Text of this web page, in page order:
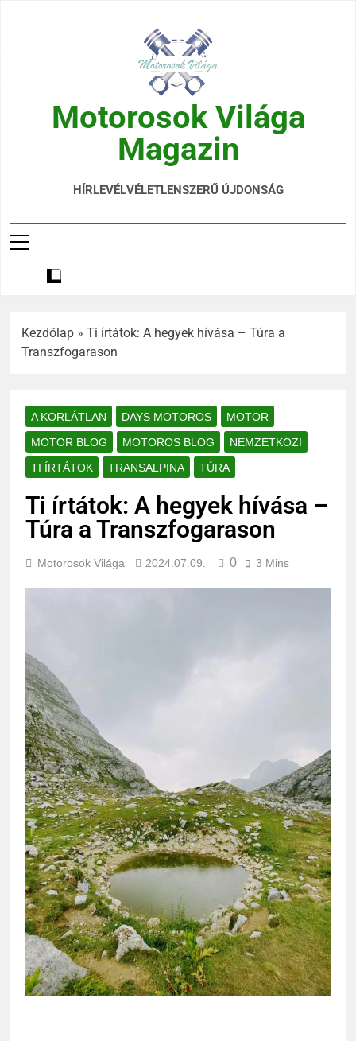
Motorosok Világa
Magazin
Hírek, Tesztek, Élmények Egy Helyen!
HÍRLEVÉLVÉLETLENSZERŰ ÚJDONSÁG
Kezdőlap » Ti írtátok: A hegyek hívása – Túra a
Transzfogarason
A KORLÁTLAN DAYS MOTOROS
MOTOR
MOTOR BLOG
MOTOROS BLOG
NEMZETKÖZI
TI ÍRTÁTOK
TRANSALPINA TÚRA
Ti írtátok: A hegyek hívása –
Túra a Transzfogarason
Motorosok Világa 2024.07.09. 0 3 Mins